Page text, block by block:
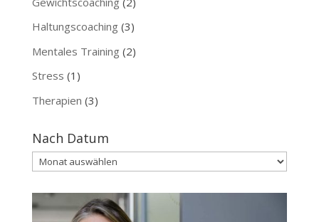
Haltungscoaching (3)
Mentales Training (2)
Stress (1)
Therapien (3)
Nach Datum
Nach